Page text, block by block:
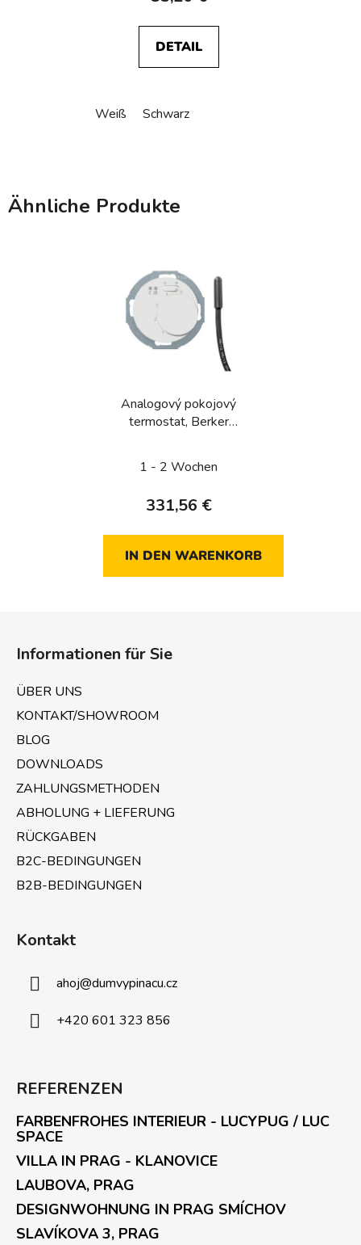
DETAIL
Weiß Schwarz
Ähnliche Produkte
Analogový pokojový
termostat, Berker
1 - 2 Wochen
331,56 €
IN DEN WARENKORB
Informationen für Sie
ÜBER UNS
KONTAKT/SHOWROOM
BLOG
DOWNLOADS
ZAHLUNGSMETHODEN
ABHOLUNG + LIEFERUNG
RÜCKGABEN
B2C-BEDINGUNGEN
B2B-BEDINGUNGEN
Kontakt
ahoj@dumvypinacu.cz
+420 601 323 856
REFERENZEN
FARBENFROHES INTERIEUR - LUCYPUG / LUC
SPACE
VILLA IN PRAG - KLANOVICE
LAUBOVA, PRAG
DESIGNWOHNUNG IN PRAG SMÍCHOV
SLAVÍKOVA 3, PRAG